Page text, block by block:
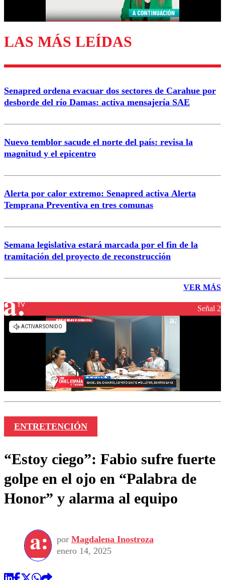
Enviar comentario
LAS MÁS LEÍDAS
Senapred ordena evacuar dos sectores de Carahue por
desborde del río Damas: activa mensajería SAE
Nuevo temblor sacude el norte del país: revisa la
magnitud y el epicentro
Alerta por calor extremo: Senapred activa Alerta
Temprana Preventiva en tres comunas
Semana legislativa estará marcada por el fin de la
tramitación del proyecto de reconstrucción
VER MÁS
Señal 2
ENTRETENCIÓN
“Estoy ciego”: Fabio sufre fuerte
golpe en el ojo en “Palabra de
Honor” y alarma al equipo
por Magdalena Inostroza
enero 14, 2025